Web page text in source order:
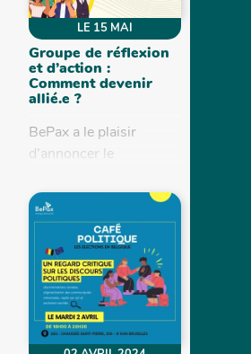
issues du passé
colonial,...LE 15 MAI
Groupe de réflexion
et d’action :
Comment devenir
allié.e ?
BePax a le plaisir
d’annoncer le
groupe d’action et
réflexion « Comment
devenir allié·e » ! Depuis
plusieurs années, le
terme et la...